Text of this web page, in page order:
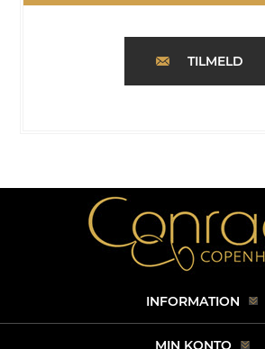
TILMELD
INFORMATION
MIN KONTO